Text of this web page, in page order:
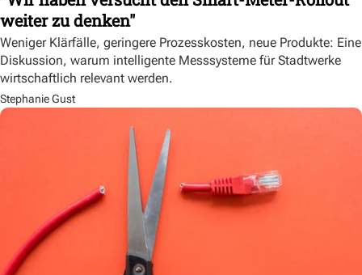
weiter zu denken"
Weniger Klärfälle, geringere Prozesskosten, neue Produkte: Eine
Diskussion, warum intelligente Messsysteme für Stadtwerke
wirtschaftlich relevant werden.
Stephanie Gust